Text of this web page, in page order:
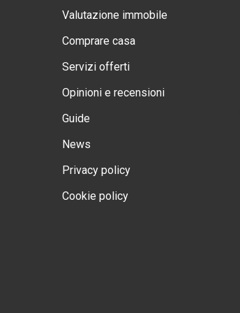
Valutazione immobile
Comprare casa
Servizi offerti
Opinioni e recensioni
Guide
News
Privacy policy
Cookie policy